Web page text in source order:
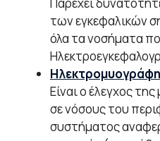
των εγκεφαλικών
όλα τα νοσήματα
Είναι ο έλεγχος
σε νόσους του
συστήματος